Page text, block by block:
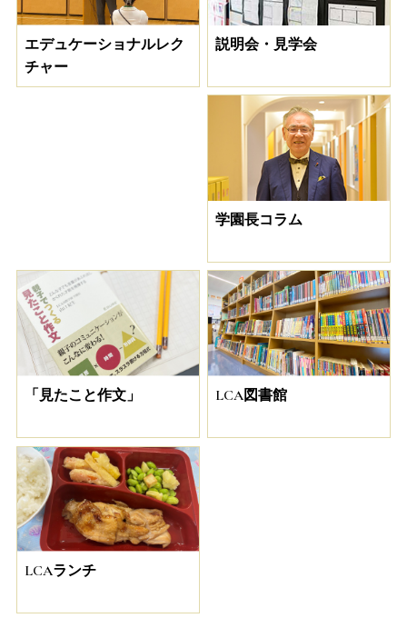
エデュケーショナルレク
チャー
説明会・見学会
学園長コラム
「見たこと作文」 LCA図書館
LCAランチ